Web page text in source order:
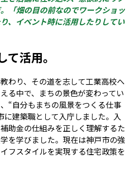
「畑の目の前なのでワークショッ
、イベント時に活用したりしてい
活用。
わり、その道を志して工業高校へ
る中で、まちの景色が変わってい
“自分もまちの風景をつくる仕事
に建築職として入庁しました。入
助金の仕組みを正しく理解するた
を学びました。現在は神戸市の強
フスタイルを実現する住宅政策を